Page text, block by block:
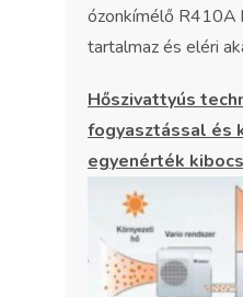
ózonkímélő R410A
tartalmaz és eléri
Hőszivattyús
fogyasztással és
egyenérték